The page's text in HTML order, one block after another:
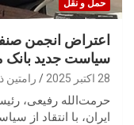
حمل‌ و نقل
اعتراض انجمن
سیاست جدید
28 اکتبر 2025 رامتین
حرمت‌الله رفیعی،
ایران، با انتقاد از